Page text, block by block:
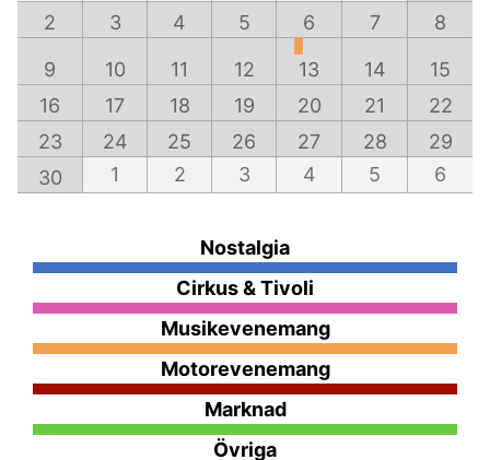
2
3 4 5 6 7 8
9 10 11 12 13 14
15
16
17 18 19 20 21
22
23
24 25 26 27 28
29
30
1 2 3 4 5 6
Nostalgia
Cirkus & Tivoli
Musikevenemang
Motorevenemang
Marknad
Övriga